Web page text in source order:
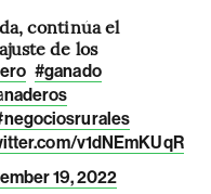
continúa el
de los
#ganado
v1dNEmKUqR
19, 2022